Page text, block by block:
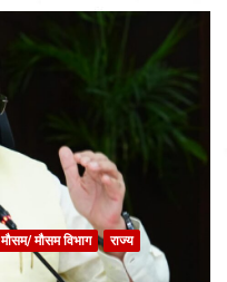
मौसम/ मौसम विभाग
राज्य